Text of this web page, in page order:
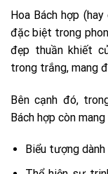
Hoa Bách hợp
đặc biệt trong
đẹp thuần khiết
trong trắng, mang
Bên cạnh đó,
Bách hợp còn mang
Biểu tượng